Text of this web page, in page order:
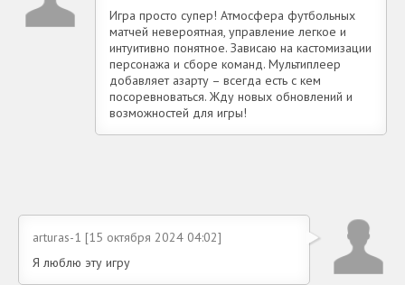
Игра просто супер! Атмосфера футбольных
матчей невероятная, управление легкое и
интуитивно понятное. Зависаю на кастомизации
персонажа и сборе команд. Мультиплеер
добавляет азарту – всегда есть с кем
посоревноваться. Жду новых обновлений и
возможностей для игры!
arturas-1 [15 октября 2024 04:02]
Я люблю эту игру